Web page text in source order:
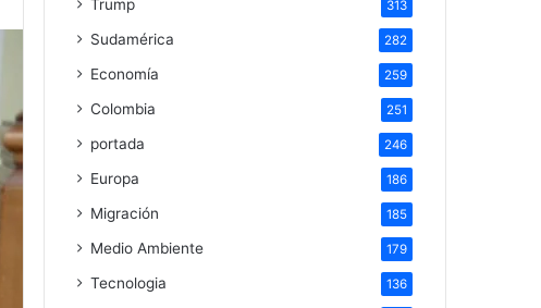
Trump 313
Sudamérica 282
Economía 259
Colombia 251
portada 246
Europa 186
Migración 185
Medio Ambiente 179
Tecnologia 136